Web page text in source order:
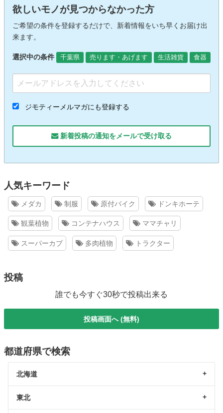
欲しいモノが見つからなかった方
ご希望の条件を登録するだけで、新着情報をいち早くお届け出
来ます。
選択中の条件 千葉県 売ります・あげます 生活雑貨 食器
ジモティーメルマガにも登録する
新着投稿の通知をメールで受け取る
人気キーワード
メダカ 制服 原付バイク ドンキホーテ
観葉植物 コンテナハウス ママチャリ
スーパーカブ 多肉植物 トラクター
投稿
誰でも今すぐ30秒で投稿出来る
投稿画面へ (無料)
都道府県で検索
北海道
東北